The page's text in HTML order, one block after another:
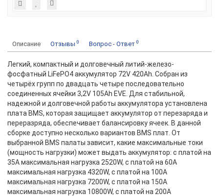
Описание Отзывы 0 Вопрос - Ответ 0
Легкий, компактный и долговечный литий-железо-
фосфатный LiFePO4 аккумулятор 72V 420Ah. Собран из
четырёх групп по двадцать четыре последовательно
соединенных ячейки 3,2V 105Ah EVE. Для стабильной,
надежной и долговечной работы аккумулятора установлена
плата BMS, которая защищает аккумулятор от перезаряда и
переразряда, обеспечивает балансировку ячеек. В данной
сборке доступно несколько вариантов BMS плат. От
выбранной BMS палаты зависит, какие максимальные токи
(мощность нагрузки) может выдать аккумулятор: с платой на
35A максимальная нагрузка 2520W, с платой на 60A
максимальная нагрузка 4320W, с платой на 100A
максимальная нагрузка 7200W, с платой на 150A
максимальная нагрузка 10800W, с платой на 200A